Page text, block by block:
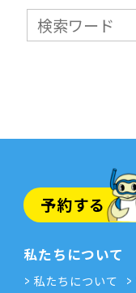
予約する
私たちについて
私たちについて